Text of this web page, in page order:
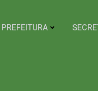
PREFEITURA